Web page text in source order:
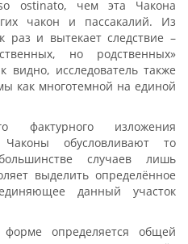
ostinato, чем эта Чакона
чакон и пассакалий. Из
раз и вытекает следствие –
но родственных»
видно, исследователь также
как многотемной на единой
фактурного изложения
Чаконы обусловливают то
случаев лишь
выделить определённое
данный участок
определяется общей